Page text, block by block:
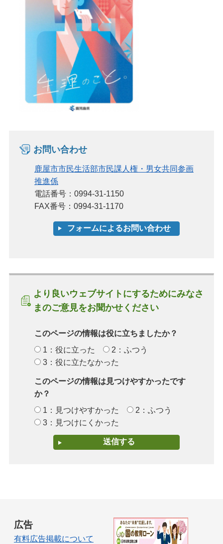
お問い合わせ
鹿屋市市民生活部市民課人権・男女共同参画
推進係
電話番号：0994-31-1150
FAX番号：0994-31-1170
より良いウェブサイトにするためにみなさ
まのご意見をお聞かせください
このページの情報は役に立ちましたか？
1：役に立った
2：ふつう
3：役に立たなかった
このページの情報は見つけやすかったです
か？
1：見つけやすかった
2：ふつう
3：見つけにくかった
広告
有料広告掲載について